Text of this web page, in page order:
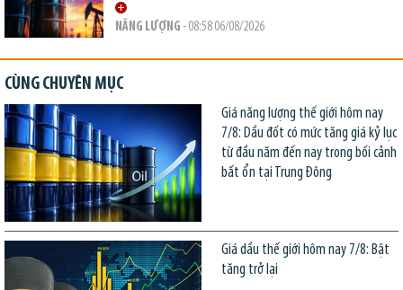
NĂNG LƯỢNG - 08:58 06/08/2026
CÙNG CHUYÊN MỤC
Giá năng lượng thế giới hôm nay
7/8: Dầu đốt có mức tăng giá kỷ lục
từ đầu năm đến nay trong bối cảnh
bất ổn tại Trung Đông
Giá dầu thế giới hôm nay 7/8: Bật
tăng trở lại